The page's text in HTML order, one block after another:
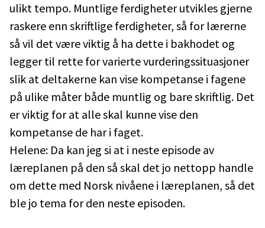
ulikt tempo. Muntlige ferdigheter utvikles gjerne
raskere enn skriftlige ferdigheter, så for lærerne
så vil det være viktig å ha dette i bakhodet og
legger til rette for varierte vurderingssituasjoner
slik at deltakerne kan vise kompetanse i fagene
på ulike måter både muntlig og bare skriftlig. Det
er viktig for at alle skal kunne vise den
kompetanse de har i faget.
Helene: Da kan jeg si at i neste episode av
læreplanen på den så skal det jo nettopp handle
om dette med Norsk nivåene i læreplanen, så det
ble jo tema for den neste episoden.